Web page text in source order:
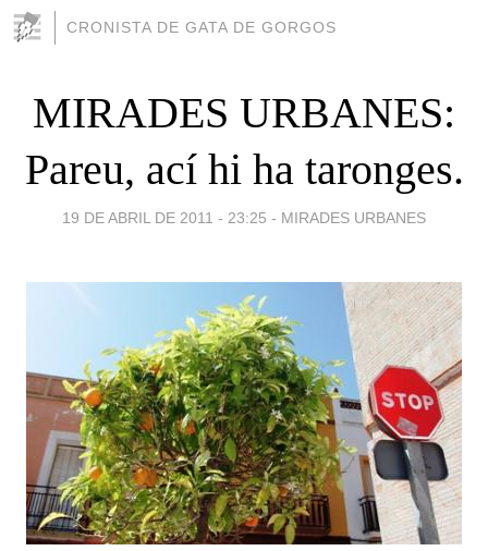
CRONISTA DE GATA DE GORGOS
MIRADES URBANES:
Pareu, ací hi ha taronges.
19 DE ABRIL DE 2011 - 23:25 - MIRADES URBANES